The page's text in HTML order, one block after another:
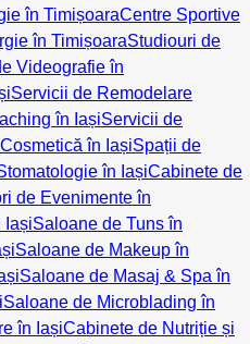
în TimișoaraCentre Sportive
în TimișoaraStudiouri de
Videografie în
Servicii de Remodelare
în IașiServicii de
în IașiSpații de
în IașiCabinete de
de Evenimente în
IașiSaloane de Tuns în
Saloane de Makeup în
Saloane de Masaj & Spa în
Saloane de Microblading în
în IașiCabinete de Nutriție și